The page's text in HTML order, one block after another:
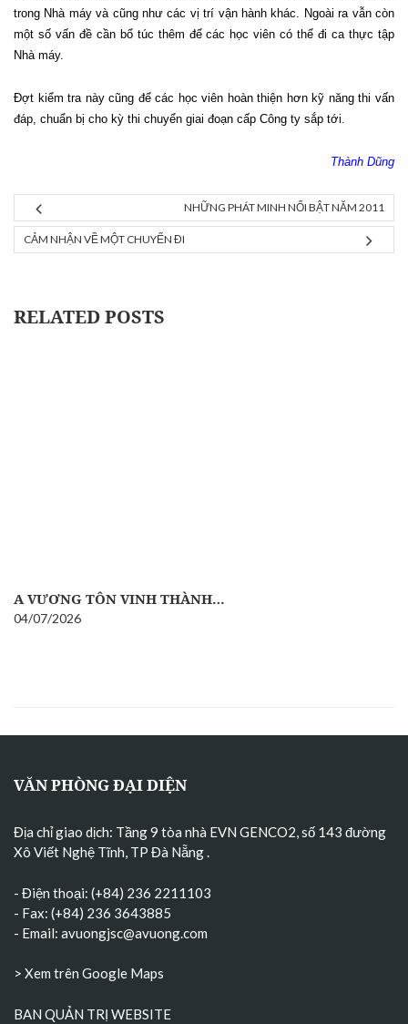
trong Nhà máy và cũng như các vị trí vận hành khác. Ngoài ra vẫn còn
một số vấn đề cần bổ túc thêm để các học viên có thể đi ca thực tập
Nhà máy.
Đợt kiểm tra này cũng để các học viên hoàn thiện hơn kỹ năng thi vấn
đáp, chuẩn bị cho kỳ thi chuyển giai đoạn cấp Công ty sắp tới.
Thành Dũng
NHỮNG PHÁT MINH NỔI BẬT NĂM 2011
CẢM NHẬN VỀ MỘT CHUYẾN ĐI
RELATED POSTS
A VƯƠNG TÔN VINH THÀNH…
04/07/2026
VĂN PHÒNG ĐẠI DIỆN
Địa chỉ giao dịch: Tầng 9 tòa nhà EVN GENCO2, số 143 đường
Xô Viết Nghệ Tĩnh, TP Đà Nẵng.
- Điện thoại: (+84) 236 2211103
- Fax: (+84) 236 3643885
- Email: avuongjsc@avuong.com
> Xem trên Google Maps
BAN QUẢN TRỊ WEBSITE